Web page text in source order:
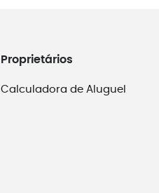
Proprietários
Calculadora de Aluguel